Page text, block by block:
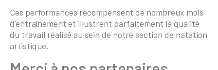
Ces performances récompensent de nombreux mois
d’entraînement et illustrent parfaitement la qualité
du travail réalisé au sein de notre section de natation
artistique.